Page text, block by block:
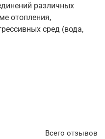
различных
отопления,
сред (вода,
Всего отзывов